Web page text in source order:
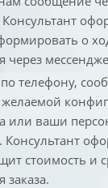
Консультант
о
через
телефону,
или ваши
Консультант
стоимость и
заказа.